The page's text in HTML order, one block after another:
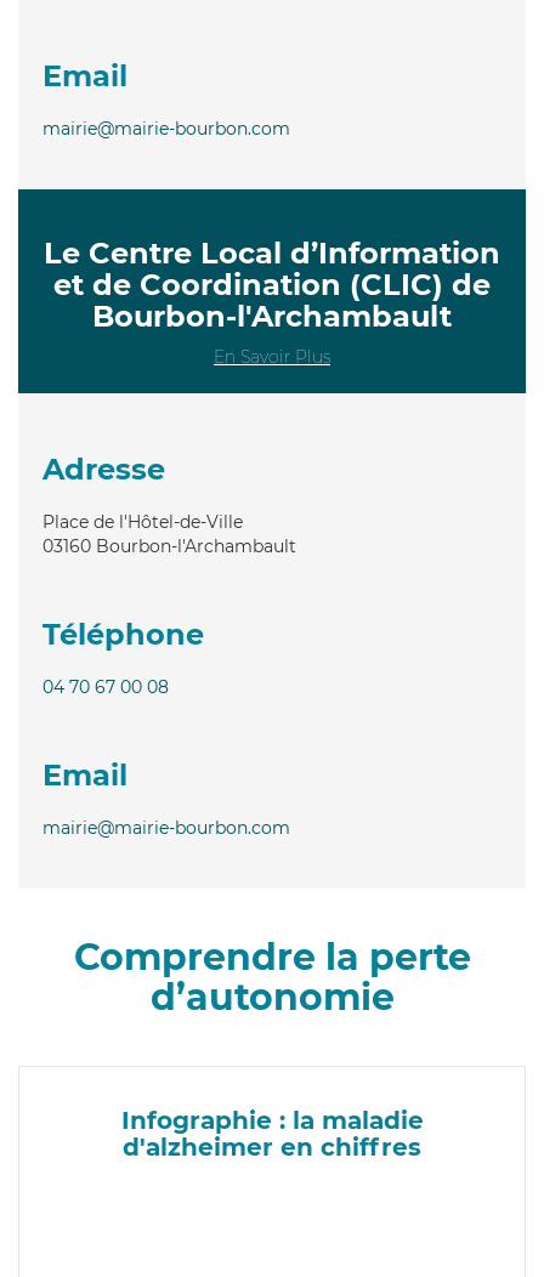
Email
mairie@mairie-bourbon.com
Le Centre Local d’Information
et de Coordination (CLIC) de
Bourbon-l'Archambault
En Savoir Plus
Adresse
Place de l'Hôtel-de-Ville
03160 Bourbon-l'Archambault
Téléphone
04 70 67 00 08
Email
mairie@mairie-bourbon.com
Comprendre la perte
d’autonomie
Infographie : la maladie
d'alzheimer en chiffres